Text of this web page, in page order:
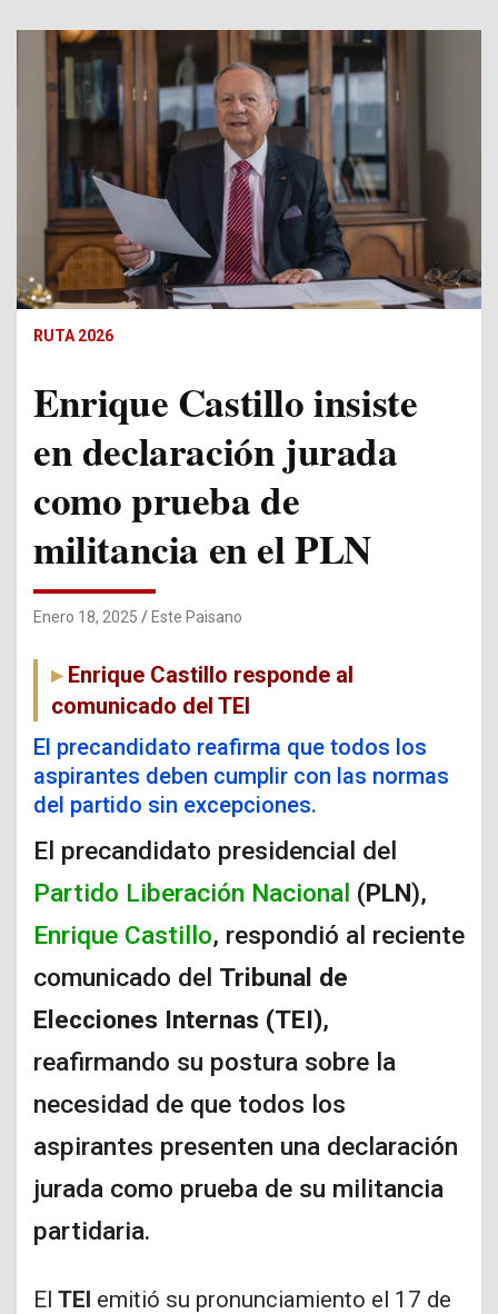
RUTA 2026
Enrique Castillo insiste
en declaración jurada
como prueba de
militancia en el PLN
Enero 18, 2025 Este Paisano
Enrique Castillo responde al
comunicado del TEI
El precandidato reafirma que todos los
aspirantes deben cumplir con las normas
del partido sin excepciones.
El precandidato presidencial del
Partido Liberación Nacional (PLN),
Enrique Castillo, respondió al reciente
comunicado del Tribunal de
Elecciones Internas (TEI),
reafirmando su postura sobre la
necesidad de que todos los
aspirantes presenten una declaración
jurada como prueba de su militancia
partidaria.
El TEI emitió su pronunciamiento el 17 de